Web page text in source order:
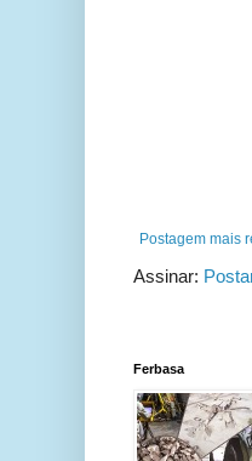
Postagem mais
Assinar:
Ferbasa